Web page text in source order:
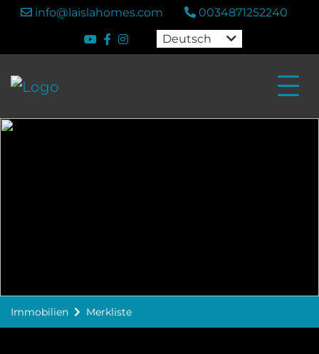
info@laislahomes.com
0034871252240
Deutsch
Immobilien Merkliste